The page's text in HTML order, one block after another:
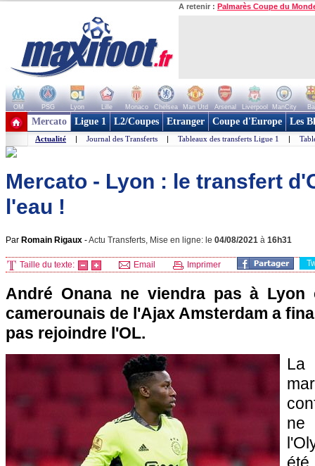
A retenir : Palmarès Coupe du
OM PSG Lyon Lille Monaco Chelsea Man Utd Arsenal Liverpool ManCity
+ de clubs
Mercato Ligue 1 L2/Coupes Etranger Coupe d'Europe Les
Actualité | Journal des Transferts | Tableaux des transferts Ligue 1 |
Mercato - Lyon : le transfert
l'eau !
Par Romain Rigaux -Actu Transferts, Mise en ligne: le 04/08/2021 à 16h31
Taille du texte: Email Imprimer
André Onana ne viendra pas à Lyon
camerounais de l'Ajax Amsterdam a
pas rejoindre l'OL.
La